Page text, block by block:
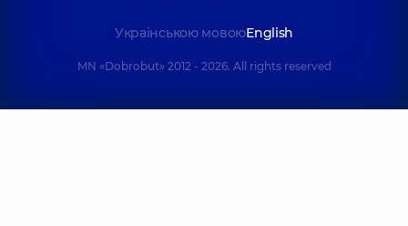
Українською мовоюEnglish
MN «Dobrobut» 2012 - 2026. All rights reserved